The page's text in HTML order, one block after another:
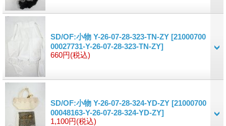
SD/OF:小物 Y-26-07-28-323-TN-ZY [21000700
00027731-Y-26-07-28-323-TN-ZY]
660円(税込)
SD/OF:小物 Y-26-07-28-324-YD-ZY [21000700
00048163-Y-26-07-28-324-YD-ZY]
1,100円(税込)